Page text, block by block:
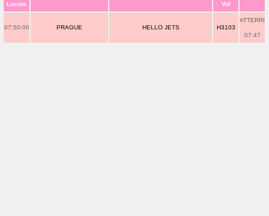
Locale Vol
07:50:00 PRAGUE HELLO JETS H3103
ATTERRI
07:47